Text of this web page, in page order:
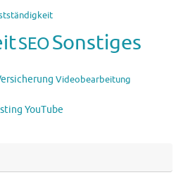
SEOSonstiges
Videobearbeitung
YouTube